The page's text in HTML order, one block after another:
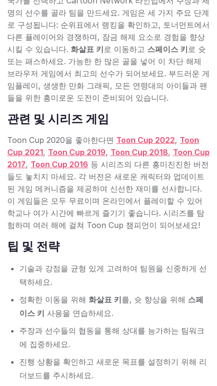
명의 선수를 골라 팀을 만드세요. 게임은 세 가지 주요 단계
로 구성됩니다: 순위표에서 랭킹을 확인하고, 토너먼트에서
다른 플레이어와 경쟁하며, 잠금 해제 요소로 경험을 향상
시킬 수 있습니다. 화살표 키로 이동하고 스페이스 키로 슛
또는 패스하세요. 가능한 한 많은 골을 넣어 이 차단 해제
브라우저 게임에서 최고의 선수가 되어보세요. 부드러운 게
임플레이, 생생한 만화 그래픽, 모든 연령대의 아이들과 팬
들을 위한 흥미로운 도전이 준비되어 있습니다.
관련 및 시리즈 게임
Toon Cup 2020을 좋아한다면 Toon Cup 2022, Toon
Cup 2021, Toon Cup 2019, Toon Cup 2018, Toon Cup
2017, Toon Cup 2016 등 시리즈의 다른 흥미진진한 버전
들도 놓치지 마세요. 각 버전은 새로운 캐릭터와 업데이트
된 게임 메커니즘을 제공하여 신선한 재미를 선사합니다.
이 게임들은 모두 무료이며 온라인에서 플레이할 수 있어
학교나 여가 시간에 빠르게 즐기기 좋습니다. 시리즈를 탐
험하며 여러 해에 걸쳐 Toon Cup 챔피언이 되어보세요!
팁 및 전략
기술과 강점을 균형 있게 고려하여 팀원을 신중하게 선
택하세요.
정확한 이동을 위해 화살표 키를, 슛 향상을 위해 스페
이스 키 사용을 연습하세요.
주장과 선수들의 협동을 통해 상대를 능가하는 팀워크
에 집중하세요.
진행 상황을 확인하고 새로운 목표를 설정하기 위해 리
더보드를 주시하세요.